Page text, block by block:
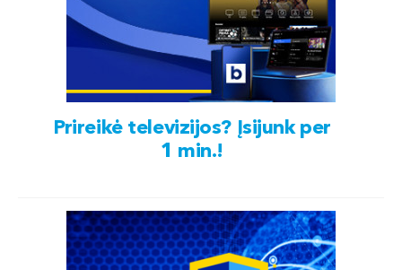
Prireikė televizijos? Įsijunk per
1 min.!